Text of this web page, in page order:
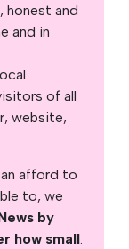
honest and
and in
of all
website,
afford to
to, we
by
how small